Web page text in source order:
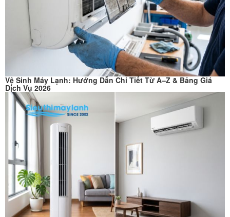
Vệ Sinh Máy Lạnh: Hướng Dẫn Chi Tiết Từ A–Z & Bảng Giá
Dịch Vụ 2026